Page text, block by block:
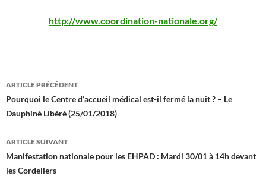
http://www.coordination-nationale.org/
Navigation
des
articles
ARTICLE PRÉCÉDENT
Pourquoi le Centre d’accueil médical est-il fermé la nuit ? – Le
Dauphiné Libéré (25/01/2018)
ARTICLE SUIVANT
Manifestation nationale pour les EHPAD : Mardi 30/01 à 14h devant
les Cordeliers